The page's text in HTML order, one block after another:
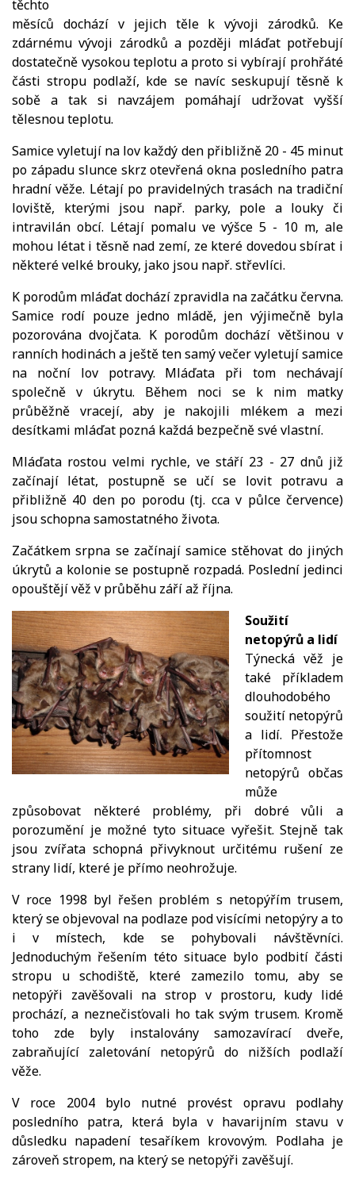
těchto
měsíců dochází v jejich těle k vývoji zárodků. Ke
zdárnému vývoji zárodků a později mláďat potřebují
dostatečně vysokou teplotu a proto si vybírají prohřáté
části stropu podlaží, kde se navíc seskupují těsně k
sobě a tak si navzájem pomáhají udržovat vyšší
tělesnou teplotu.
Samice vyletují na lov každý den přibližně 20 - 45 minut
po západu slunce skrz otevřená okna posledního patra
hradní věže. Létají po pravidelných trasách na tradiční
loviště, kterými jsou např. parky, pole a louky či
intravilán obcí. Létají pomalu ve výšce 5 - 10 m, ale
mohou létat i těsně nad zemí, ze které dovedou sbírat i
některé velké brouky, jako jsou např. střevlíci.
K porodům mláďat dochází zpravidla na začátku června.
Samice rodí pouze jedno mládě, jen výjimečně byla
pozorována dvojčata. K porodům dochází většinou v
ranních hodinách a ještě ten samý večer vyletují samice
na noční lov potravy. Mláďata při tom nechávají
společně v úkrytu. Během noci se k nim matky
průběžně vracejí, aby je nakojili mlékem a mezi
desítkami mláďat pozná každá bezpečně své vlastní.
Mláďata rostou velmi rychle, ve stáří 23 - 27 dnů již
začínají létat, postupně se učí se lovit potravu a
přibližně 40 den po porodu (tj. cca v půlce července)
jsou schopna samostatného života.
Začátkem srpna se začínají samice stěhovat do jiných
úkrytů a kolonie se postupně rozpadá. Poslední jedinci
opouštějí věž v průběhu září až října.
Soužití
netopýrů a lidí
Týnecká věž je
také příkladem
dlouhodobého
soužití netopýrů
a lidí. Přestože
přítomnost
netopýrů občas
může
způsobovat některé problémy, při dobré vůli a
porozumění je možné tyto situace vyřešit. Stejně tak
jsou zvířata schopná přivyknout určitému rušení ze
strany lidí, které je přímo neohrožuje.
V roce 1998 byl řešen problém s netopýřím trusem,
který se objevoval na podlaze pod visícími netopýry a to
i v místech, kde se pohybovali návštěvníci.
Jednoduchým řešením této situace bylo podbití části
stropu u schodiště, které zamezilo tomu, aby se
netopýři zavěšovali na strop v prostoru, kudy lidé
prochází, a neznečisťovali ho tak svým trusem. Kromě
toho zde byly instalovány samozavírací dveře,
zabraňující zaletování netopýrů do nižších podlaží
věže.
V roce 2004 bylo nutné provést opravu podlahy
posledního patra, která byla v havarijním stavu v
důsledku napadení tesaříkem krovovým. Podlaha je
zároveň stropem, na který se netopýři zavěšují.